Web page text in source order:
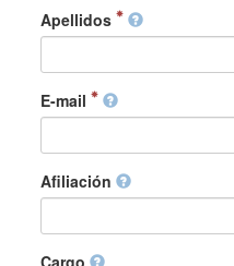
Apellidos
E-mail
Afiliación
Cargo